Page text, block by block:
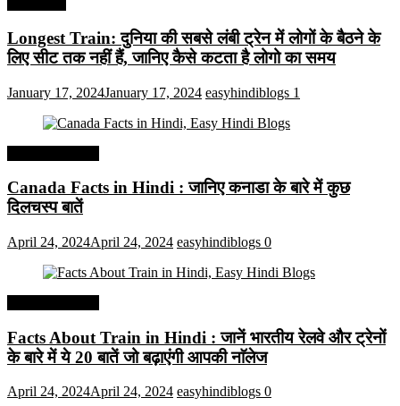
Longest Train: दुनिया की सबसे लंबी ट्रेन में लोगों के बैठने के
लिए सीट तक ​​नहीं हैं, जानिए कैसे कटता है लोगो का समय
January 17, 2024January 17, 2024 easyhindiblogs 1
Canada Facts in Hindi : जानिए कनाडा के बारे में कुछ
दिलचस्प बातें
April 24, 2024April 24, 2024 easyhindiblogs 0
Facts About Train in Hindi : जानें भारतीय रेलवे और ट्रेनों
के बारे में ये 20 बातें जो बढ़ाएंगी आपकी नाॅलेज
April 24, 2024April 24, 2024 easyhindiblogs 0